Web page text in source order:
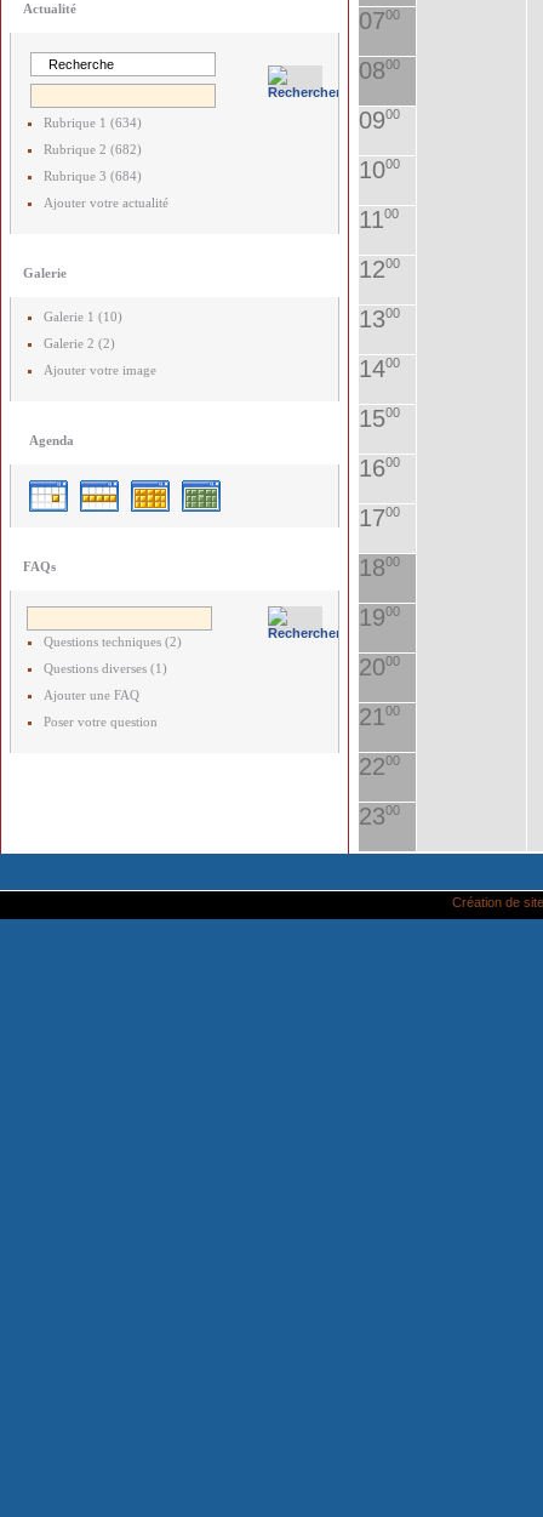
Actualité
Rubrique 1 (634)
Rubrique 2 (682)
Rubrique 3 (684)
Ajouter votre actualité
Galerie
Galerie 1 (10)
Galerie 2 (2)
Ajouter votre image
Agenda
FAQs
Questions techniques (2)
Questions diverses (1)
Ajouter une FAQ
Poser votre question
0700
0800
0900
1000
1100
1200
1300
1400
1500
1600
1700
1800
1900
2000
2100
2200
2300
Création de